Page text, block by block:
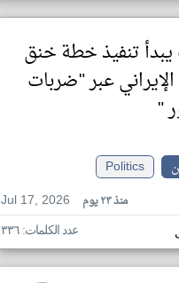
تنفيذ خطة خنق
الإيراني عبر "ضربات
"
Politics
Jul 17, 2026
منذ ٢٣ يوم
عدد الكلمات: ٣٣٦